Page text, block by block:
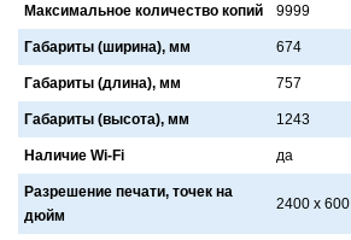
Максимальное количество копий 9999
Габариты (ширина), мм 674
Габариты (длина), мм 757
Габариты (высота), мм 1243
Наличие Wi-Fi да
Разрешение печати, точек на
дюйм
2400 x 600